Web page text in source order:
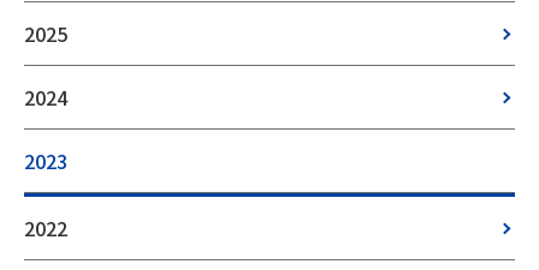
2025
2024
2023
2022